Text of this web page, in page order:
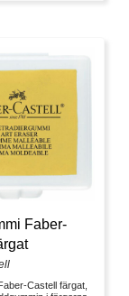
Faber-
Castell färgat,